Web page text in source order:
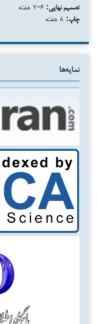
تصمیم نهایی:
چاپ:
نمایه‌ها